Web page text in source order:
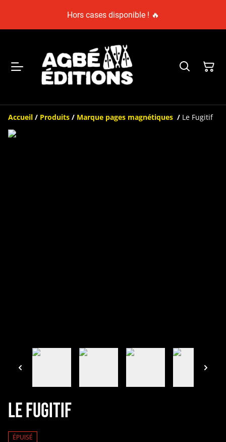
Hors cases disponible ! 🔥
Accueil / Produits / Marque pages magnétiques / Le Fugitif
Le Fugitif
ÉPUISÉ